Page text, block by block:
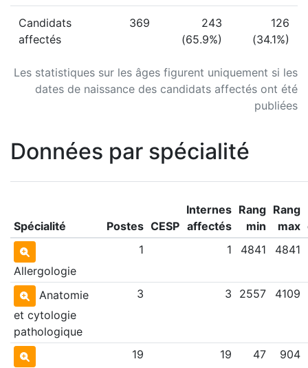
Les statistiques sur les âges figurent uniquement si les
dates de naissance des candidats affectés ont été
publiées
Candidats
affectés
369
243
(65.9%)
126
(34.1%)
Données par spécialité
Spécialité Postes CESP
Internes
affectés
Rang
min
Rang
max
Allergologie
1 1 4841 4841
Anatomie
et cytologie
pathologique
3 3 2557 4109
19 19 47 904